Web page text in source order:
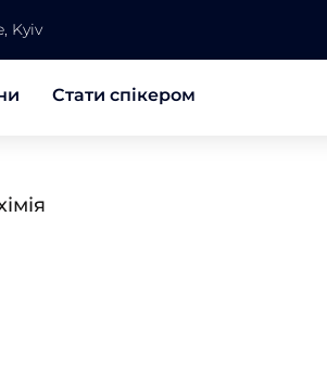
Kyiv
Стати спікером